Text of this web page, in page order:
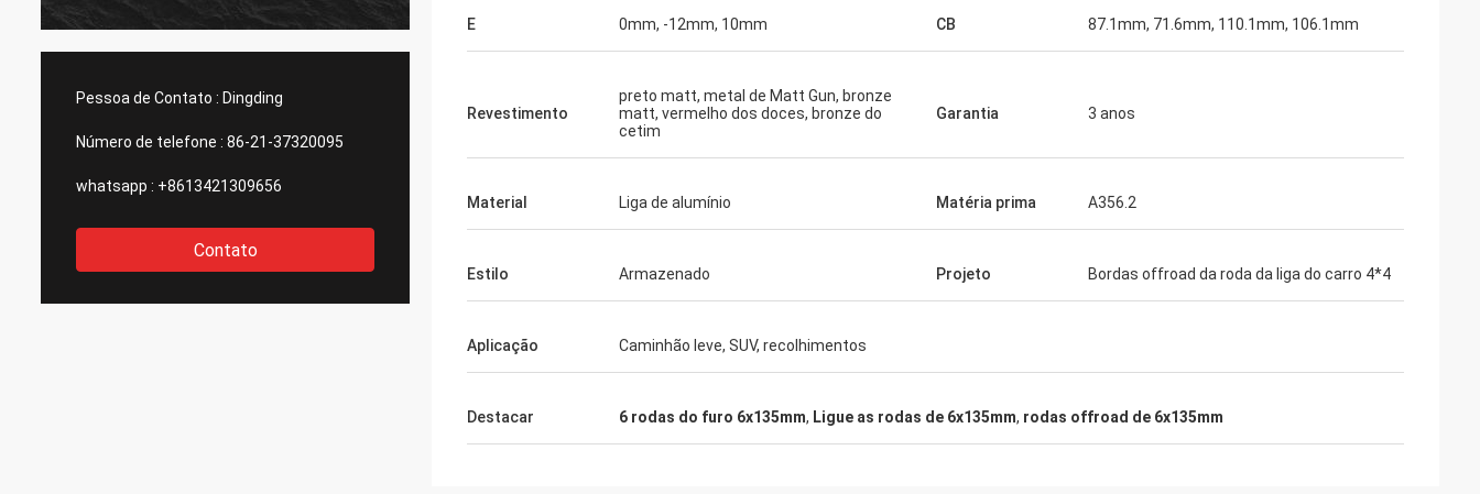
qualidade. Eu estou aplanando uma
Pessoa de Contato : Dingding
Número de telefone : 86-21-37320095
whatsapp : +8613421309656
Contato
E 0mm, -12mm, 10mm CB 87.1mm, 71.6mm, 110.1mm, 106.1mm
Revestimento
preto matt, metal de Matt Gun, bronze
matt, vermelho dos doces, bronze do
cetim
Garantia 3 anos
Material Liga de alumínio Matéria prima A356.2
Estilo Armazenado Projeto Bordas offroad da roda da liga do carro 4*4
Aplicação Caminhão leve, SUV, recolhimentos
Destacar 6 rodas do furo 6x135mm, Ligue as rodas de 6x135mm, rodas offroad de 6x135mm